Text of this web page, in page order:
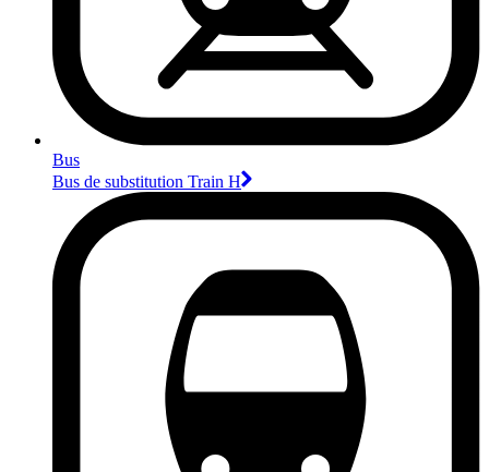
Bus
Bus de substitution Train H